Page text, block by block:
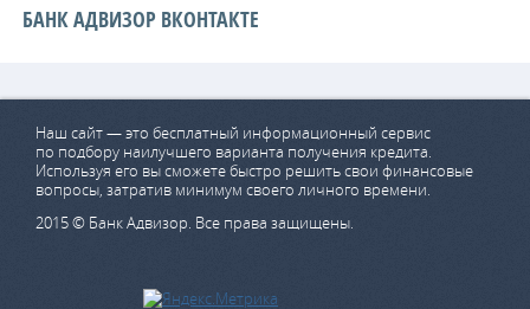
БАНК АДВИЗОР ВКОНТАКТЕ
Наш сайт — это бесплатный информационный сервис
по подбору наилучшего варианта получения кредита.
Используя его вы сможете быстро решить свои финансовые
вопросы, затратив минимум своего личного времени.
2015 © Банк Адвизор. Все права защищены.